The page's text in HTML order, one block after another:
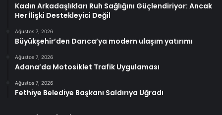
Kadın Arkadaşlıkları Ruh Sağlığını Güçlendiriyor: Ancak
Her İlişki Destekleyici Değil
Ağustos 7, 2026
Büyükşehir’den Darıca’ya modern ulaşım yatırımı
Ağustos 7, 2026
Adana’da Motosiklet Trafik Uygulaması
Ağustos 7, 2026
Fethiye Belediye Başkanı Saldırıya Uğradı